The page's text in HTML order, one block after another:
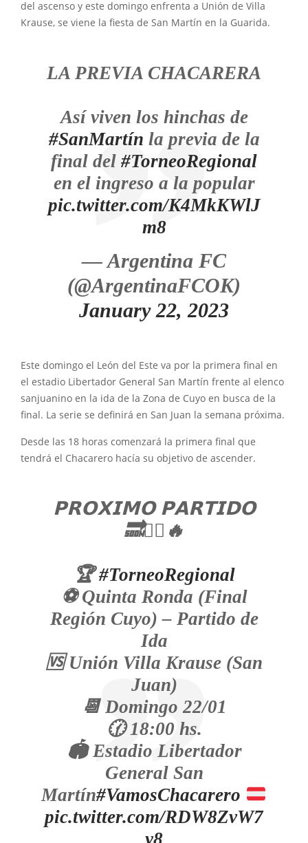
del ascenso y este domingo enfrenta a Unión de Villa
Krause, se viene la fiesta de San Martín en la Guarida.
LA PREVIA CHACARERA
Así viven los hinchas de
#SanMartín la previa de la
final del #TorneoRegional
en el ingreso a la popular
pic.twitter.com/K4MkKWlJ
m8
— Argentina FC
(@ArgentinaFCOK)
January 22, 2023
Este domingo el León del Este va por la primera final en
el estadio Libertador General San Martín frente al elenco
sanjuanino en la ida de la Zona de Cuyo en busca de la
final. La serie se definirá en San Juan la semana próxima.
Desde las 18 horas comenzará la primera final que
tendrá el Chacarero hacía su objetivo de ascender.
𝗣𝗥𝗢𝗫𝗜𝗠𝗢 𝗣𝗔𝗥𝗧𝗜𝗗𝗢
🔜✊🏼🔥
🏆#TorneoRegional
⚽️ Quinta Ronda (Final
Región Cuyo) – Partido de
Ida
🆚️ Unión Villa Krause (San
Juan)
📆 Domingo 22/01
🕜 18:00 hs.
🏟 Estadio Libertador
General San
Martín#VamosChacarero
pic.twitter.com/RDW8ZvW7
y8